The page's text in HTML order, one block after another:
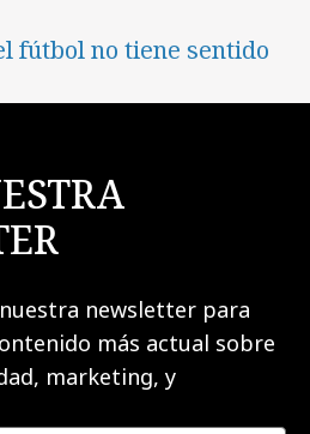
fútbol no tiene sentido
newsletter para
más actual sobre
marketing, y